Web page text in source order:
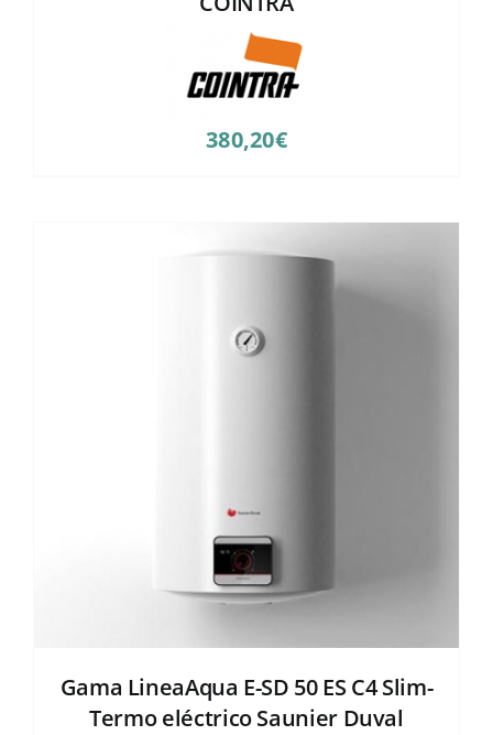
380,20€
Gama LineaAqua E-SD 50 ES C4 Slim-
Termo eléctrico Saunier Duval